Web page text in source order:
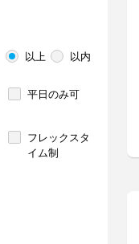
以上 以内
平日のみ可
フレックスタ
イム制